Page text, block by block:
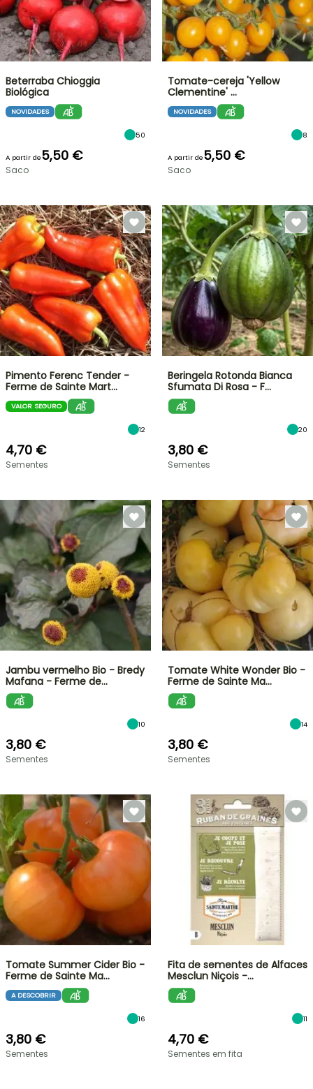
Beterraba Chioggia
Biológica
NOVIDADES
50
A partir de5,50 €
Saco
Tomate-cereja 'Yellow
Clementine' …
NOVIDADES
8
A partir de5,50 €
Saco
Pimento Ferenc Tender -
Ferme de Sainte Mart…
VALOR SEGURO
12
4,70 €
Sementes
Beringela Rotonda Bianca
Sfumata Di Rosa - F…
20
3,80 €
Sementes
Jambu vermelho Bio - Bredy
Mafana - Ferme de…
10
3,80 €
Sementes
Tomate White Wonder Bio -
Ferme de Sainte Ma…
14
3,80 €
Sementes
Tomate Summer Cider Bio -
Ferme de Sainte Ma…
A DESCOBRIR
16
3,80 €
Sementes
Fita de sementes de Alfaces
Mesclun Niçois -…
11
4,70 €
Sementes em fita